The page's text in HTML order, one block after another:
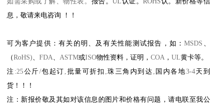
息，敬请来电咨询
！！
可为客户提供：有关的明、及有关性能测试报告，如：MSDS
（RoHS) 、FDA ASTM或ISO物性资料，证明，COA ，UL黄卡等。
注 :25公斤/包起订 批量可折扣 珠三角内到达 国内各地3-4天到
货！！！
注：新报价敬及其如对该信息的图片和价格有问题，请电联至我公